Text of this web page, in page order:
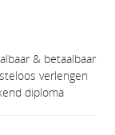
& betaalbaar
verlengen
diploma